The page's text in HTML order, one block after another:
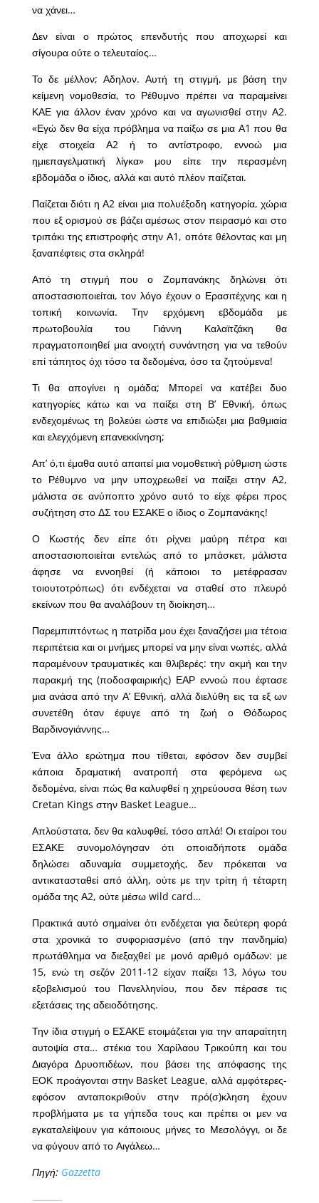
να χάνει…
Δεν είναι ο πρώτος επενδυτής που αποχωρεί και
σίγουρα ούτε ο τελευταίος…
Το δε μέλλον; Αδηλον. Αυτή τη στιγμή, με βάση την
κείμενη νομοθεσία, το Ρέθυμνο πρέπει να παραμείνει
ΚΑΕ για άλλον έναν χρόνο και να αγωνισθεί στην Α2.
«Εγώ δεν θα είχα πρόβλημα να παίξω σε μια Α1 που θα
είχε στοιχεία Α2 ή το αντίστροφο, εννοώ μια
ημιεπαγελματική λίγκα» μου είπε την περασμένη
εβδομάδα ο ίδιος, αλλά και αυτό πλέον παίζεται.
Παίζεται διότι η Α2 είναι μια πολυέξοδη κατηγορία, χώρια
που εξ ορισμού σε βάζει αμέσως στον πειρασμό και στο
τριπάκι της επιστροφής στην Α1, οπότε θέλοντας και μη
ξαναπέφτεις στα σκληρά!
Από τη στιγμή που ο Ζομπανάκης δηλώνει ότι
αποστασιοποιείται, τον λόγο έχουν ο Ερασιτέχνης και η
τοπική κοινωνία. Την ερχόμενη εβδομάδα με
πρωτοβουλία του Γιάννη Καλαϊτζάκη θα
πραγματοποιηθεί μια ανοιχτή συνάντηση για να τεθούν
επί τάπητος όχι τόσο τα δεδομένα, όσο τα ζητούμενα!
Τι θα απογίνει η ομάδα; Μπορεί να κατέβει δυο
κατηγορίες κάτω και να παίξει στη Β’ Εθνική, όπως
ενδεχομένως τη βολεύει ώστε να επιδιώξει μια βαθμιαία
και ελεγχόμενη επανεκκίνηση;
Απ’ ό,τι έμαθα αυτό απαιτεί μια νομοθετική ρύθμιση ώστε
το Ρέθυμνο να μην υποχρεωθεί να παίξει στην Α2,
μάλιστα σε ανύποπτο χρόνο αυτό το είχε φέρει προς
συζήτηση στο ΔΣ του ΕΣΑΚΕ ο ίδιος ο Ζομπανάκης!
Ο Κωστής δεν είπε ότι ρίχνει μαύρη πέτρα και
αποστασιοποιείται εντελώς από το μπάσκετ, μάλιστα
άφησε να εννοηθεί (ή κάποιοι το μετέφρασαν
τοιουτοτρόπως) ότι ενδέχεται να σταθεί στο πλευρό
εκείνων που θα αναλάβουν τη διοίκηση…
Παρεμπιπτόντως η πατρίδα μου έχει ξαναζήσει μια τέτοια
περιπέτεια και οι μνήμες μπορεί να μην είναι νωπές, αλλά
παραμένουν τραυματικές και θλιβερές: την ακμή και την
παρακμή της (ποδοσφαιρικής) ΕΑΡ εννοώ που έφτασε
μια ανάσα από την Α’ Εθνική, αλλά διελύθη εις τα εξ ων
συνετέθη όταν έφυγε από τη ζωή ο Θόδωρος
Βαρδινογιάννης…
Ένα άλλο ερώτημα που τίθεται, εφόσον δεν συμβεί
κάποια δραματική ανατροπή στα φερόμενα ως
δεδομένα, είναι πώς θα καλυφθεί η χηρεύουσα θέση των
Cretan Kings στην Basket League…
Απλούστατα, δεν θα καλυφθεί, τόσο απλά! Οι εταίροι του
ΕΣΑΚΕ συνομολόγησαν ότι οποιαδήποτε ομάδα
δηλώσει αδυναμία συμμετοχής, δεν πρόκειται να
αντικατασταθεί από άλλη, ούτε με την τρίτη ή τέταρτη
ομάδα της Α2, ούτε μέσω wild card…
Πρακτικά αυτό σημαίνει ότι ενδέχεται για δεύτερη φορά
στα χρονικά το συφοριασμένο (από την πανδημία)
πρωτάθλημα να διεξαχθεί με μονό αριθμό ομάδων: με
15, ενώ τη σεζόν 2011-12 είχαν παίξει 13, λόγω του
εξοβελισμού του Πανελληνίου, που δεν πέρασε τις
εξετάσεις της αδειοδότησης.
Την ίδια στιγμή ο ΕΣΑΚΕ ετοιμάζεται για την απαραίτητη
αυτοψία στα… στέκια του Χαρίλαου Τρικούπη και του
Διαγόρα Δρυοπιδέων, που βάσει της απόφασης της
ΕΟΚ προάγονται στην Basket League, αλλά αμφότερες-
εφόσον ανταποκριθούν στην πρό(σ)κληση έχουν
προβλήματα με τα γήπεδα τους και πρέπει οι μεν να
εγκαταλείψουν για κάποιους μήνες το Μεσολόγγι, οι δε
να φύγουν από το Αιγάλεω…
Πηγή: Gazzetta